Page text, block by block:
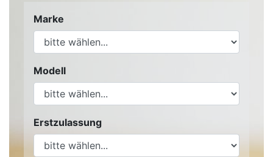
Marke
Modell
Erstzulassung